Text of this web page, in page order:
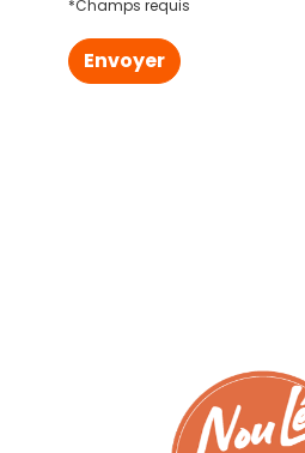
*Champs requis
Envoyer